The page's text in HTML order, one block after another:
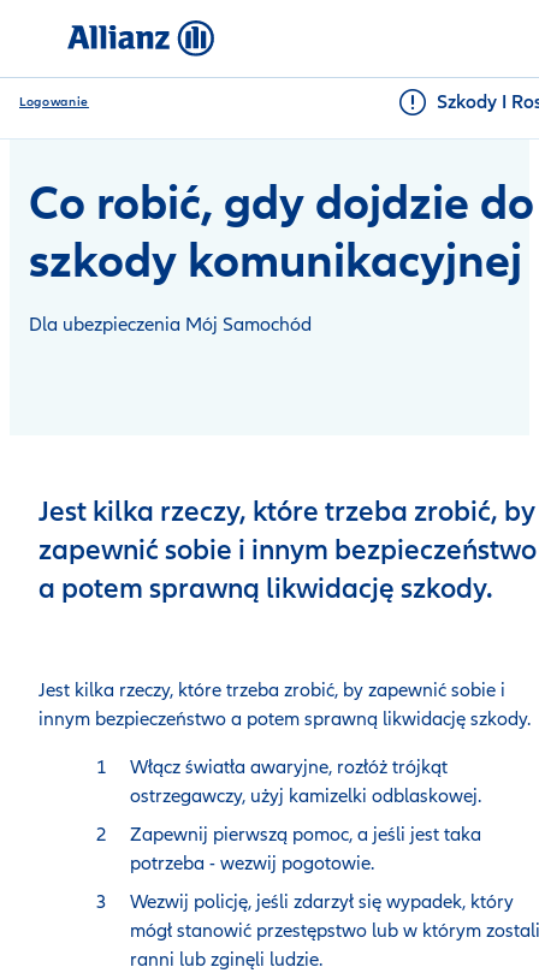
Logowanie Szkody I
Co robić, gdy dojdzie do
szkody komunikacyjnej
Dla ubezpieczenia Mój Samochód
Jest kilka rzeczy, które trzeba zrobić, by
zapewnić sobie i innym bezpieczeństwo
a potem sprawną likwidację szkody.
Jest kilka rzeczy, które trzeba zrobić, by zapewnić sobie i
innym bezpieczeństwo a potem sprawną likwidację szkody.
Włącz światła awaryjne, rozłóż trójkąt
ostrzegawczy, użyj kamizelki odblaskowej.
Zapewnij pierwszą pomoc, a jeśli jest taka
potrzeba - wezwij pogotowie.
Wezwij policję, jeśli zdarzył się wypadek, który
mógł stanowić przestępstwo lub w którym zostali
ranni lub zginęli ludzie.